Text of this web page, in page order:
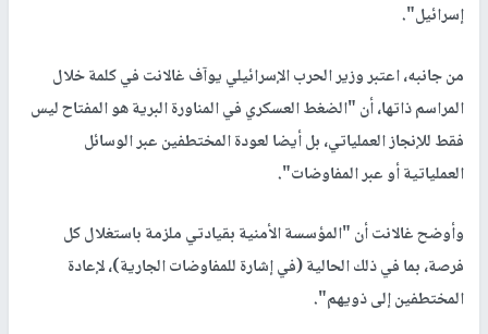
إسرائيل".
من جانبه، اعتبر وزير الحرب الإسرائيلي يوآف غالانت في كلمة خلال
المراسم ذاتها، أن "الضغط العسكري في المناورة البرية هو المفتاح ليس
فقط للإنجاز العملياتي، بل أيضا لعودة المختطفين عبر الوسائل
العملياتية أو عبر المفاوضات".
وأوضح غالانت أن "المؤسسة الأمنية بقيادتي ملزمة باستغلال كل
فرصة، بما في ذلك الحالية (في إشارة للمفاوضات الجارية)، لإعادة
المختطفين إلى ذويهم".